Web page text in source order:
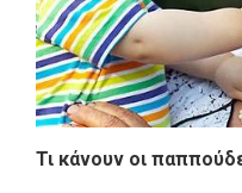
Τι κάνουν οι